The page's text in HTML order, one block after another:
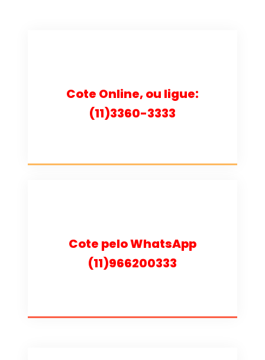
Cote Online, ou ligue:
(11)3360-3333
Cote pelo WhatsApp
(11)966200333